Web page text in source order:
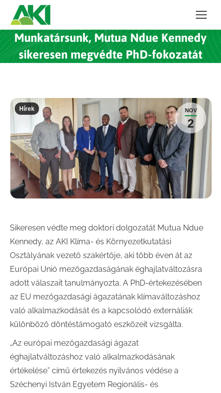
Munkatársunk, Mutua Ndue Kennedy
sikeresen megvédte PhD-fokozatát
NOV
2
Hírek
Sikeresen védte meg doktori dolgozatát Mutua Ndue
Kennedy, az AKI Klíma- és Környezetkutatási
Osztályának vezető szakértője, aki több éven át az
Európai Unió mezőgazdaságának éghajlatváltozásra
adott válaszait tanulmányozta. A PhD-értekezésében
az EU mezőgazdasági ágazatának klímaváltozáshoz
való alkalmazkodását és a kapcsolódó externáliák
különböző döntéstámogató eszközeit vizsgálta.
„Az európai mezőgazdasági ágazat
éghajlatváltozáshoz való alkalmazkodásának
értékelése” című értekezés nyilvános védése a
Széchenyi István Egyetem Regionális- és